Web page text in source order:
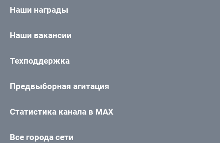
Наши награды
Наши вакансии
Техподдержка
Предвыборная агитация
Статистика канала в MAX
Все города сети